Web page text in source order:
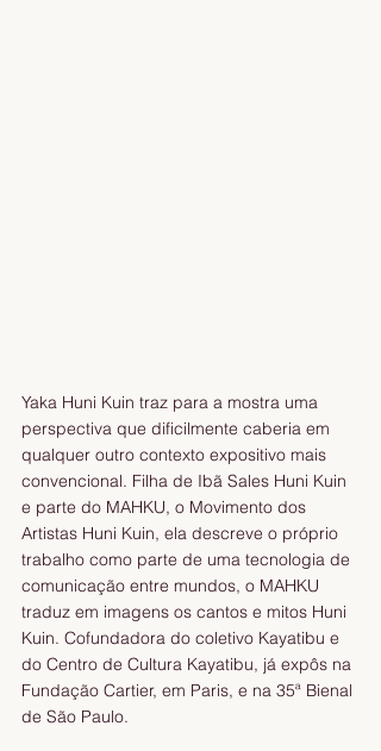
Yaka Huni Kuin traz para a mostra uma
perspectiva que dificilmente caberia em
qualquer outro contexto expositivo mais
convencional. Filha de Ibã Sales Huni Kuin
e parte do MAHKU, o Movimento dos
Artistas Huni Kuin, ela descreve o próprio
trabalho como parte de uma tecnologia de
comunicação entre mundos, o MAHKU
traduz em imagens os cantos e mitos Huni
Kuin. Cofundadora do coletivo Kayatibu e
do Centro de Cultura Kayatibu, já expôs na
Fundação Cartier, em Paris, e na 35ª Bienal
de São Paulo.